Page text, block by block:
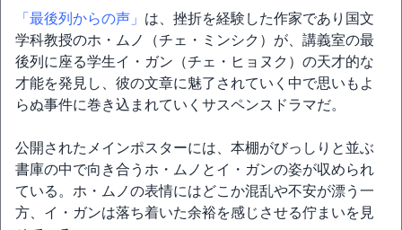
「最後列からの声」 は、挫折を経験した作家であり国文
学科教授のホ・ムノ（チェ・ミンシク）が、講義室の最
後列に座る学生イ・ガン（チェ・ヒョヌク）の天才的な
才能を発見し、彼の文章に魅了されていく中で思いもよ
らぬ事件に巻き込まれていくサスペンスドラマだ。
公開されたメインポスターには、本棚がびっしりと並ぶ
書庫の中で向き合うホ・ムノとイ・ガンの姿が収められ
ている。ホ・ムノの表情にはどこか混乱や不安が漂う一
方、イ・ガンは落ち着いた余裕を感じさせる佇まいを見